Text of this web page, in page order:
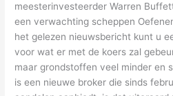
meesterinvesteerder Warren
een verwachting scheppen
het gelezen nieuwsbericht kunt u
voor wat er met de koers zal
maar grondstoffen veel minder en
is een nieuwe broker die sinds